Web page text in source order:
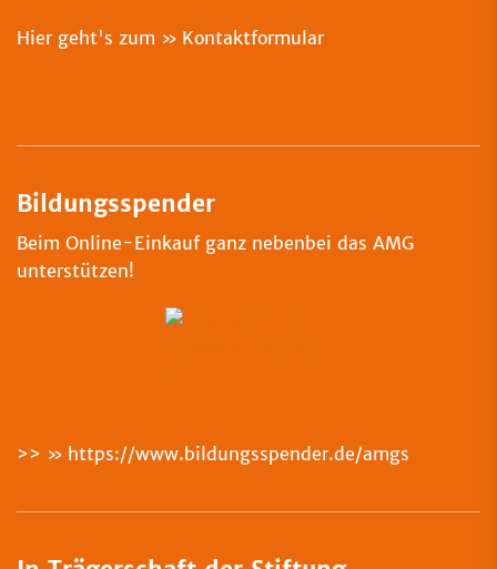
Hier geht's zum Kontaktformular
Bildungsspender
Beim Online-Einkauf ganz nebenbei das AMG
unterstützen!
>> https://www.bildungsspender.de/amgs